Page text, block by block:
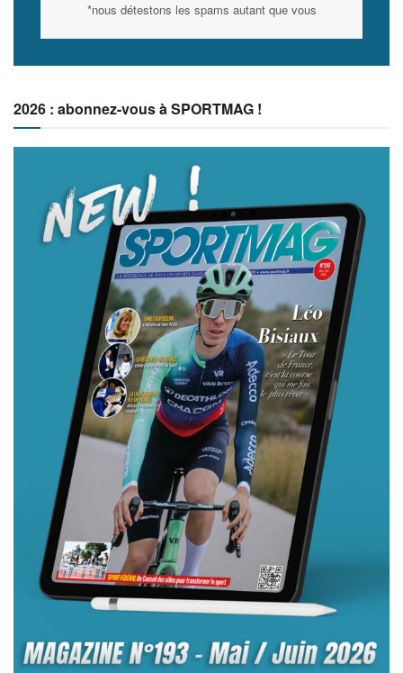
*nous détestons les spams autant que vous
2026 : abonnez-vous à SPORTMAG !